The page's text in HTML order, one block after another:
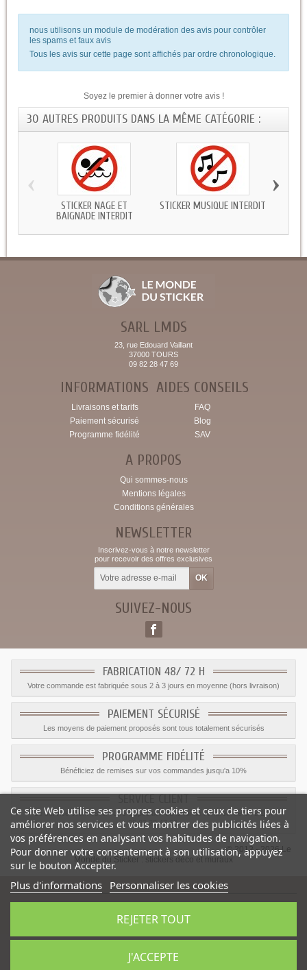
nous utilisons un module de modération des avis pour contrôler
les spams et faux avis
Tous les avis sur cette page sont affichés par ordre chronologique.
Soyez le premier à donner votre avis !
30 AUTRES PRODUITS DANS LA MÊME CATÉGORIE :
STICKER NAGE ET
BAIGNADE INTERDIT
STICKER MUSIQUE INTERDIT
‹ ›
SARL LMDS
23, rue Edouard Vaillant
37000 TOURS
09 82 28 47 69
INFORMATIONS
Livraisons et tarifs
Paiement sécurisé
Programme fidélité
AIDES CONSEILS
FAQ
Blog
SAV
A PROPOS
Qui sommes-nous
Mentions légales
Conditions générales
NEWSLETTER
Inscrivez-vous à notre newsletter
pour recevoir des offres exclusives
SUIVEZ-NOUS
FABRICATION 48/ 72 H
Votre commande est fabriquée sous 2 à 3 jours en moyenne (hors livraison)
PAIEMENT SÉCURISÉ
Les moyens de paiement proposés sont tous totalement sécurisés
PROGRAMME FIDÉLITÉ
Bénéficiez de remises sur vos commandes jusqu'a 10%
Le service client est a votre disposition du lundi au vendredi de 8h à 17h
09.82.28.47.69.
© 2012 - 2026 Le
Monde du Sticker :
stickers déco et muraux
Sticker interdit port de bijoux-Catégorie:
Ce site Web utilise ses propres cookies et ceux de tiers pour
améliorer nos services et vous montrer des publicités liées à
vos préférences en analysant vos habitudes de navigation.
Pour donner votre consentement à son utilisation, appuyez
sur le bouton Accepter.
Plus d'informations Personnaliser les cookies
REJETER TOUT
J'ACCEPTE